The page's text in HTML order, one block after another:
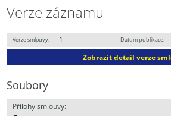
Verze záznamu
Verze smlouvy: 1 Datum publikace:
Zobrazit detail verze
Soubory
Přílohy smlouvy: